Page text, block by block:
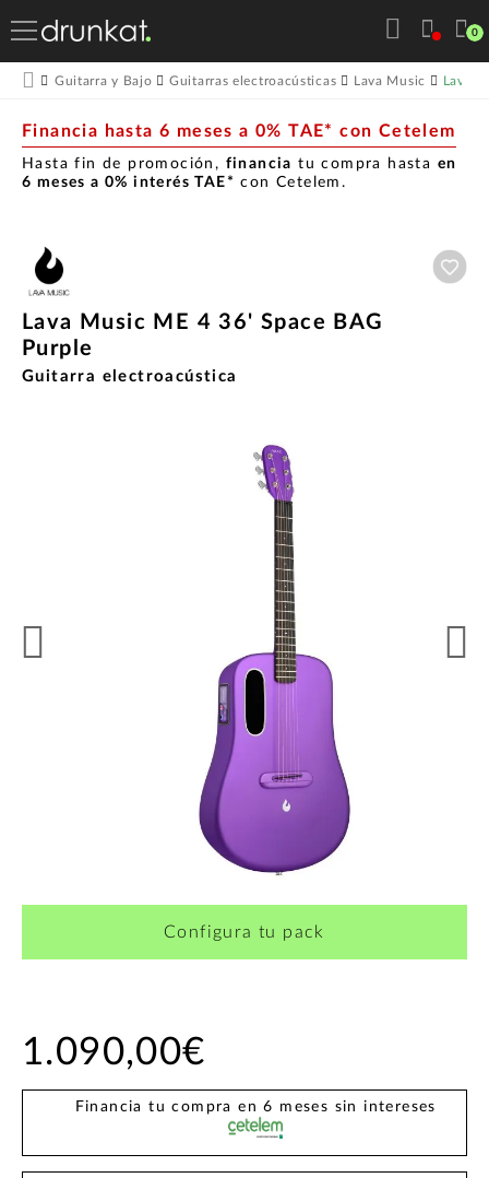
0
Guitarra y Bajo Guitarras electroacústicas Lava Music Lava
Financia hasta 6 meses a 0% TAE* con Cetelem
Hasta fin de promoción, financia tu compra hasta en
6 meses a 0% interés TAE* con Cetelem.
Lava Music ME 4 36' Space BAG
Purple
Guitarra electroacústica
¿Quieres crearte tu propio pack?
Configura tu pack
1.090,00€
Financia tu compra en 6 meses sin intereses